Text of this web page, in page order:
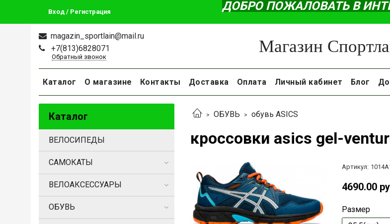
Вход / Регистрация ДОБРО ПОЖАЛОВАТЬ В
magazin_sportlain@mail.ru
+7(813)6828071
Обратный звонок
Магазин
Каталог О магазине Контакты Доставка Оплата Личный кабинет Блог
ОБУВЬ обувь ASICS
кроссовки asics gel-
Артикул:
4690.00
Размер
Каталог
ВЕЛОСИПЕДЫ
САМОКАТЫ
ВЕЛОАКСЕССУАРЫ
ОБУВЬ